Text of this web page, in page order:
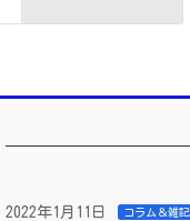
2022年1月11日 コラム＆雑記